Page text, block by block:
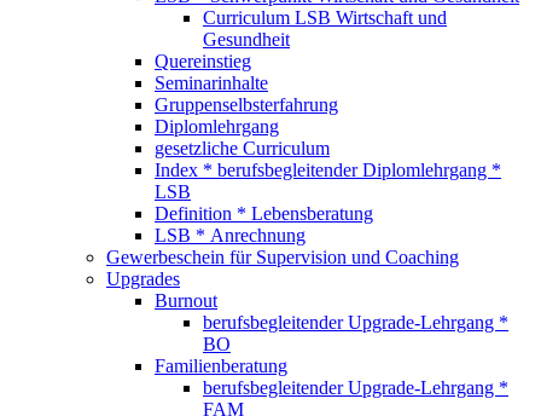
Curriculum LSB Wirtschaft und
Gesundheit
Quereinstieg
Seminarinhalte
Gruppenselbsterfahrung
Diplomlehrgang
gesetzliche Curriculum
Index * berufsbegleitender Diplomlehrgang *
LSB
Definition * Lebensberatung
LSB * Anrechnung
Gewerbeschein für Supervision und Coaching
Upgrades
Burnout
berufsbegleitender Upgrade-Lehrgang *
BO
Familienberatung
berufsbegleitender Upgrade-Lehrgang *
FAM